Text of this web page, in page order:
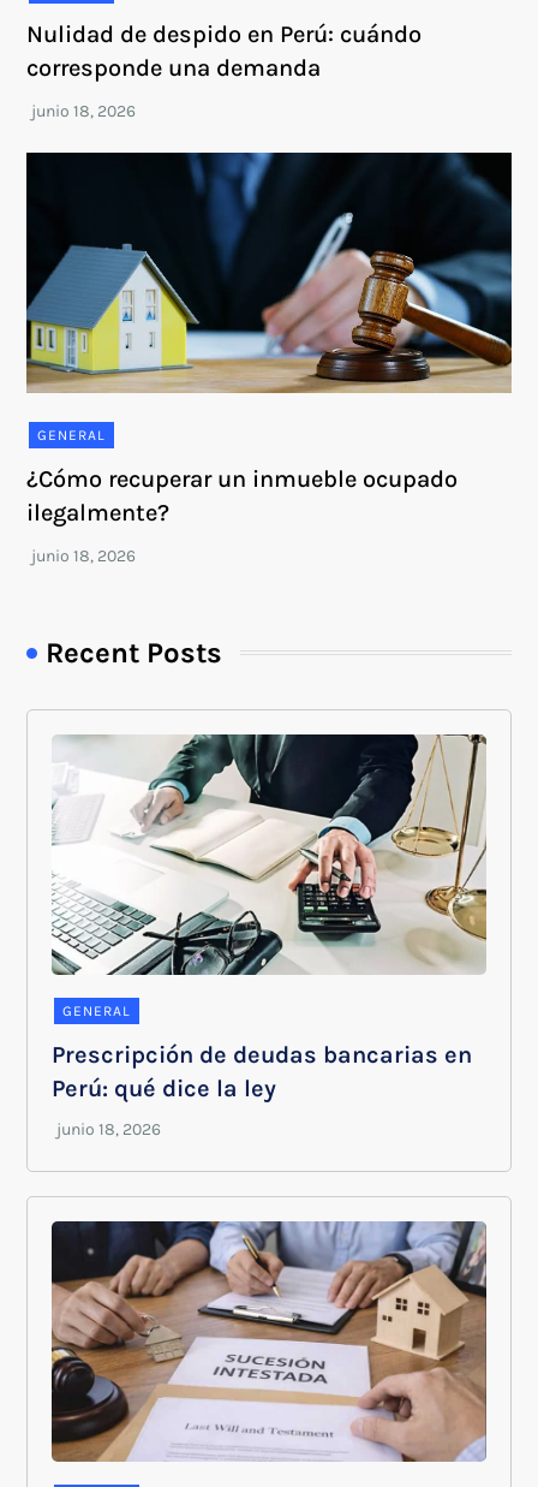
Nulidad de despido en Perú: cuándo
corresponde una demanda
GENERAL
¿Cómo recuperar un inmueble ocupado
ilegalmente?
Recent Posts
GENERAL
Prescripción de deudas bancarias en
Perú: qué dice la ley